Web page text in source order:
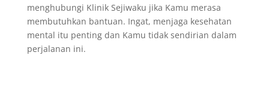
menghubungi Klinik Sejiwaku jika Kamu merasa
membutuhkan bantuan. Ingat, menjaga kesehatan
mental itu penting dan Kamu tidak sendirian dalam
perjalanan ini.